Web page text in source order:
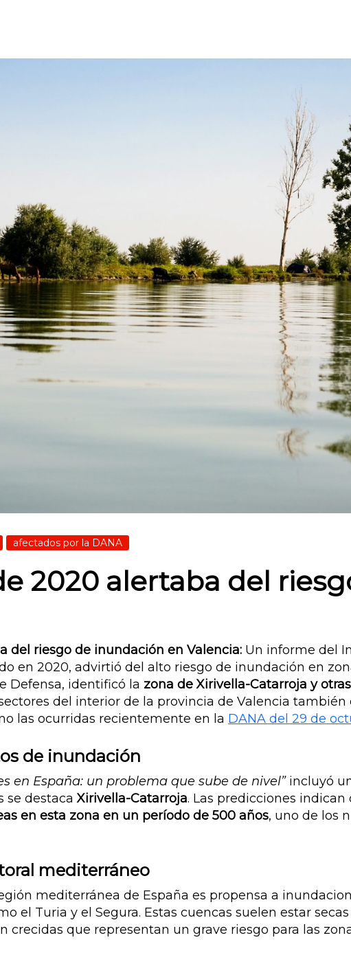
afectados por la DANA
2020 alertaba del
del riesgo de inundación en Valencia: Un informe del
en 2020, advirtió del alto riesgo de inundación en
Defensa, identificó la zona de Xirivella-Catarroja y
del interior de la provincia de Valencia
las ocurridas recientemente en la DANA del 29 de
de inundación
en España: un problema que sube de nivel”incluyó
se destaca Xirivella-Catarroja. Las predicciones
en esta zona en un período de 500 años, uno de los
mediterráneo
mediterránea de España es propensa a
el Turia y el Segura. Estas cuencas suelen estar
crecidas que representan un grave riesgo para las